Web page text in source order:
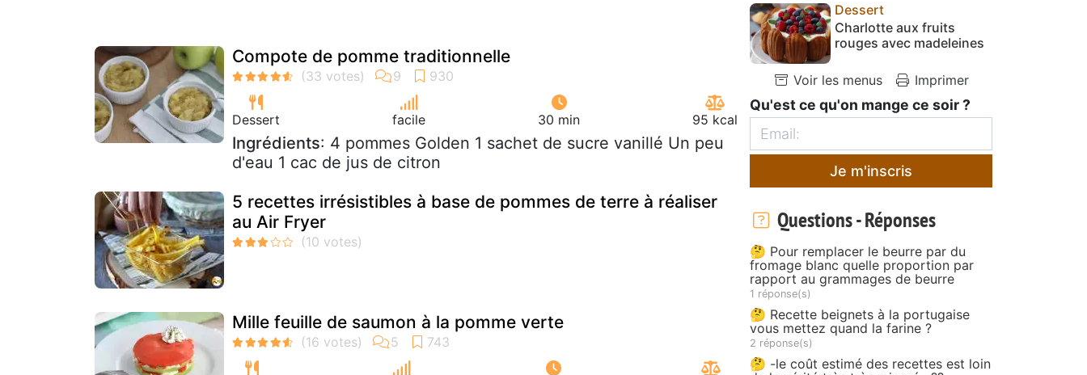
Compote de pomme traditionnelle
Dessert facile 30 min 95 kcal
Ingrédients: 4 pommes Golden 1 sachet de sucre vanillé Un peu
d'eau 1 cac de jus de citron
5 recettes irrésistibles à base de pommes de terre à réaliser
au Air Fryer
Mille feuille de saumon à la pomme verte
Dessert
Charlotte aux fruits
rouges avec madeleines
Voir les menus Imprimer
Qu'est ce qu'on mange ce soir ?
Je m'inscris
Questions - Réponses
🤔 Pour remplacer le beurre par du
fromage blanc quelle proportion par
rapport au grammages de beurre
1 réponse(s)
🤔 Recette beignets à la portugaise
vous mettez quand la farine ?
2 réponse(s)
🤔 -le coût estimé des recettes est loin